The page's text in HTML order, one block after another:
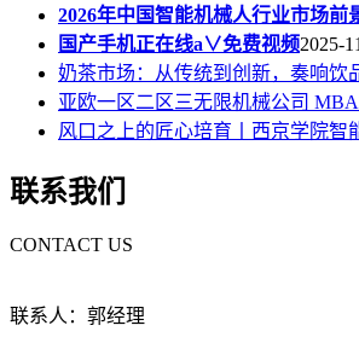
2026年中国智能机械人行业市场前
国产手机正在线a∨免费视频2025-
奶茶市场：从传统到创新，奏响饮
亚欧一区二区三无限机械公司
风口之上的匠心培育丨西京学院智
联系我们
CONTACT US
联系人：郭经理